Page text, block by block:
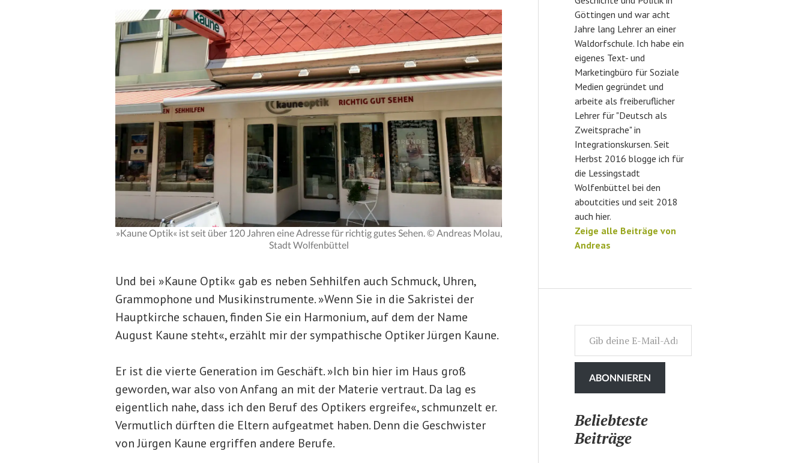
»Kaune Optik« ist seit über 120 Jahren eine Adresse für richtig gutes Sehen. © Andreas Molau,
Stadt Wolfenbüttel
Und bei »Kaune Optik« gab es neben Sehhilfen auch Schmuck, Uhren,
Grammophone und Musikinstrumente. »Wenn Sie in die Sakristei der
Hauptkirche schauen, finden Sie ein Harmonium, auf dem der Name
August Kaune steht«, erzählt mir der sympathische Optiker Jürgen Kaune.
Er ist die vierte Generation im Geschäft. »Ich bin hier im Haus groß
geworden, war also von Anfang an mit der Materie vertraut. Da lag es
eigentlich nahe, dass ich den Beruf des Optikers ergreife«, schmunzelt er.
Vermutlich dürften die Eltern aufgeatmet haben. Denn die Geschwister
von Jürgen Kaune ergriffen andere Berufe.
Göttingen und war acht
Jahre lang Lehrer an einer
Waldorfschule. Ich habe ein
eigenes Text- und
Marketingbüro für Soziale
Medien gegründet und
arbeite als freiberuflicher
Lehrer für "Deutsch als
Zweitsprache" in
Integrationskursen. Seit
Herbst 2016 blogge ich für
die Lessingstadt
Wolfenbüttel bei den
aboutcities und seit 2018
auch hier.
Zeige alle Beiträge von
Andreas
Gib deine E-Mail-Adresse ein ...
ABONNIEREN
Beliebteste
Beiträge